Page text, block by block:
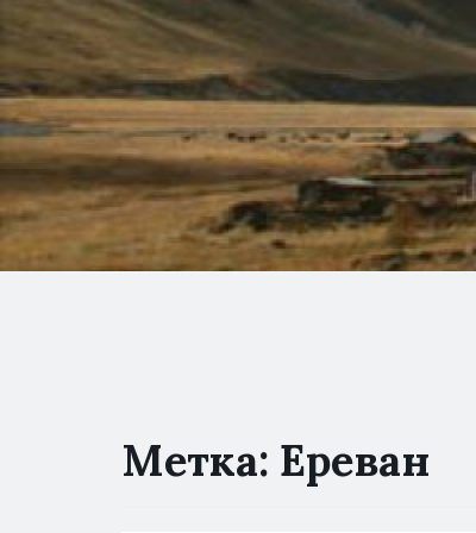
Метка: Ереван